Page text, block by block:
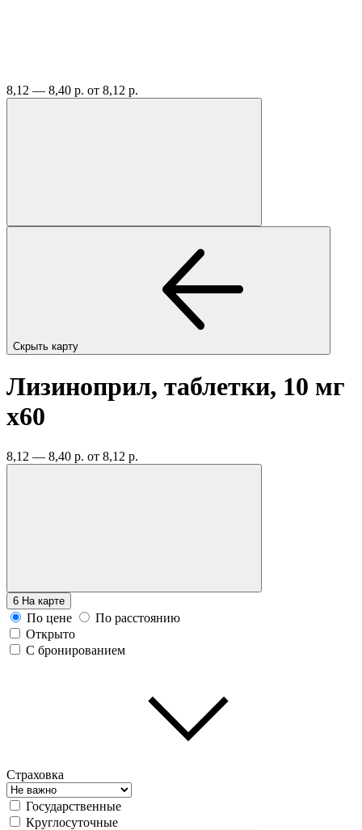
8,12 — 8,40 р. от 8,12 р.
Скрыть карту
Лизиноприл, таблетки, 10 мг
x60
8,12 — 8,40 р. от 8,12 р.
6 На карте
По цене
По расстоянию
Открыто
С бронированием
Страховка
Государственные
Круглосуточные